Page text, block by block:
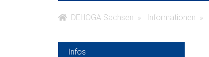
DEHOGA Sachsen Informationen
Infos